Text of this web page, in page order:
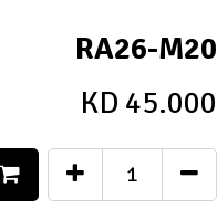
RA26-M20
45.000